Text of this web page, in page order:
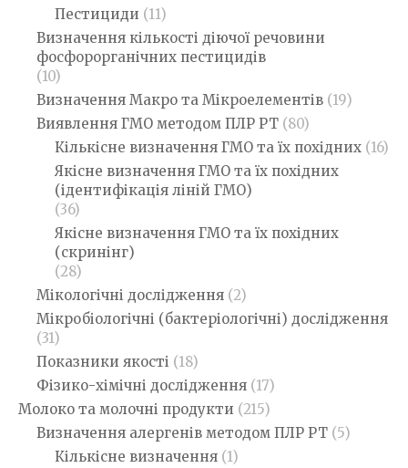
Пестициди (11)
Визначення кількості діючої речовини
фосфорорганічних пестицидів
(10)
Визначення Макро та Мікроелементів (19)
Виявлення ГМО методом ПЛР РТ (80)
Кількісне визначення ГМО та їх похідних (16)
Якісне визначення ГМО та їх похідних
(ідентифікація ліній ГМО)
(36)
Якісне визначення ГМО та їх похідних
(скринінг)
(28)
Мікологічні дослідження (2)
Мікробіологічні (бактеріологічні) дослідження
(31)
Показники якості (18)
Фізико-хімічні дослідження (17)
Молоко та молочні продукти (215)
Визначення алергенів методом ПЛР РТ (5)
Кількісне визначення (1)